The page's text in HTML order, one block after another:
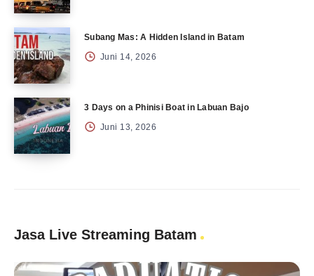
Subang Mas: A Hidden Island in Batam
Juni 14, 2026
3 Days on a Phinisi Boat in Labuan Bajo
Juni 13, 2026
Jasa Live Streaming Batam